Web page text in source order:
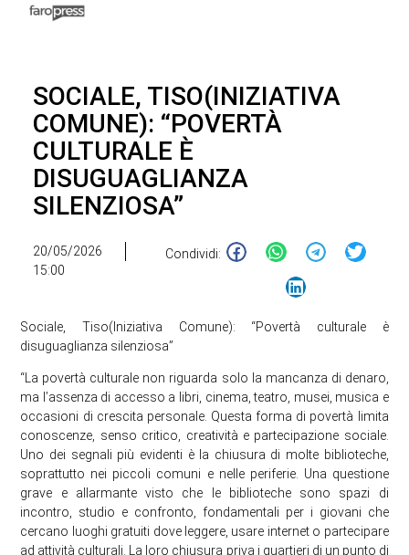
SOCIALE, TISO(INIZIATIVA
COMUNE): “POVERTÀ
CULTURALE È
DISUGUAGLIANZA
SILENZIOSA”
20/05/2026
15:00
Condividi:
Sociale, Tiso(Iniziativa Comune): “Povertà culturale è
disuguaglianza silenziosa”
“La povertà culturale non riguarda solo la mancanza di denaro,
ma l’assenza di accesso a libri, cinema, teatro, musei, musica e
occasioni di crescita personale. Questa forma di povertà limita
conoscenze, senso critico, creatività e partecipazione sociale.
Uno dei segnali più evidenti è la chiusura di molte biblioteche,
soprattutto nei piccoli comuni e nelle periferie. Una questione
grave e allarmante visto che le biblioteche sono spazi di
incontro, studio e confronto, fondamentali per i giovani che
cercano luoghi gratuiti dove leggere, usare internet o partecipare
ad attività culturali. La loro chiusura priva i quartieri di un punto di